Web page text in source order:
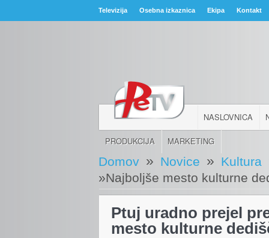
Televizija Osebna izkaznica Ekipa Kontakt
NASLOVNICA
PRODUKCIJA MARKETING
Domov » Novice » Kultura
»Najboljše mesto kulturne
Ptuj uradno prejel
mesto kulturne